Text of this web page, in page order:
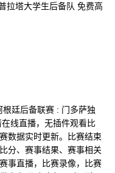
拉塔大学生后备队 免费高
廷后备联赛 : 门多萨独
线直播，无插件观看比
数据实时更新。比赛结束
分、赛事结果、赛事相关
事直播，比赛录像，比赛